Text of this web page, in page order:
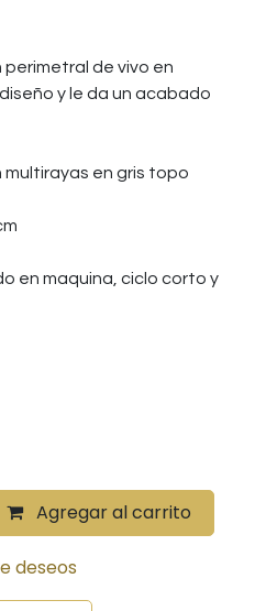
de vivo en
y le da un acabado
multirayas en gris topo
en maquina, ciclo corto y
Agregar al carrito
deseos